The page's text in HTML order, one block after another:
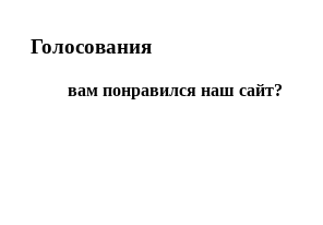
Голосования
вам понравился наш сайт?